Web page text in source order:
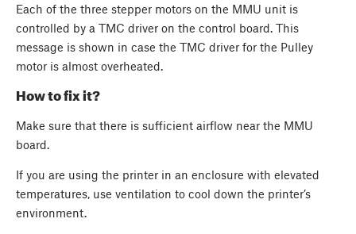
Each of the three stepper motors on the MMU unit is
controlled by a TMC driver on the control board. This
message is shown in case the TMC driver for the Pulley
motor is almost overheated.
How to fix it?
Make sure that there is sufficient airflow near the MMU
board.
If you are using the printer in an enclosure with elevated
temperatures, use ventilation to cool down the printer’s
environment.